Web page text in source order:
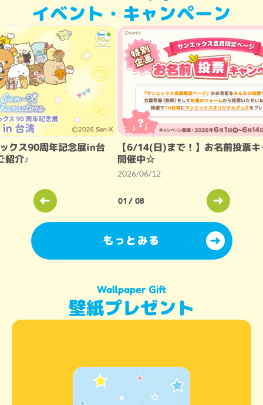
イベント・キャンペーン
クス90周年記念展in台
紹介♪
【6/14(日)まで！】お名前投票
開催中☆
2026/06/12
01 / 08
もっとみる
Wallpaper Gift
壁紙プレゼント